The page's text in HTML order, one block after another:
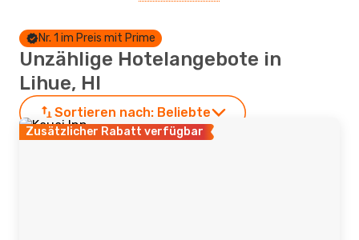
Nr. 1 im Preis mit Prime
Unzählige Hotelangebote in
Lihue, HI
Sortieren nach: Beliebte
Zusätzlicher Rabatt verfügbar